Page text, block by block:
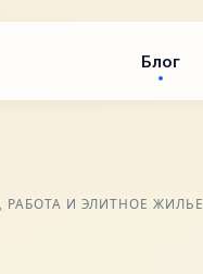
Блог
РАБОТА И ЭЛИТНОЕ ЖИЛЬЕ